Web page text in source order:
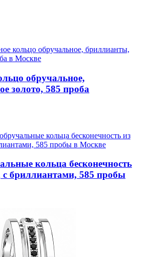
обручальное,
золото, 585 проба
кольца бесконечность
с бриллиантами, 585 пробы